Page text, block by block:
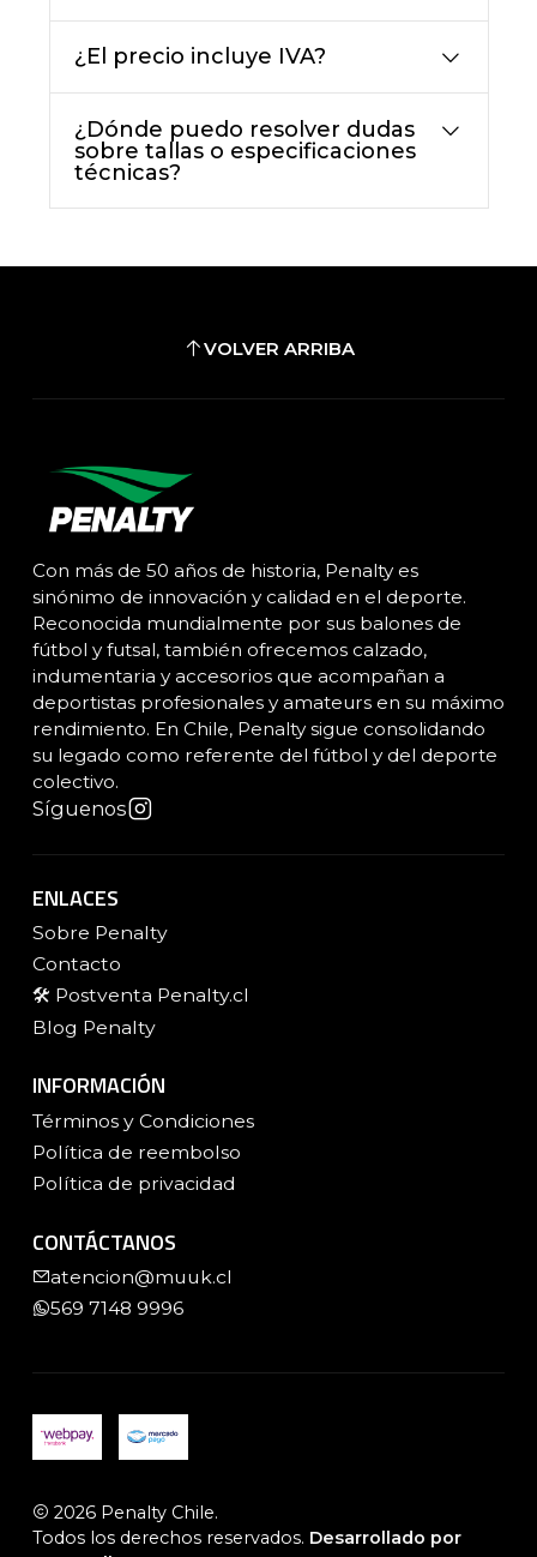
¿El precio incluye IVA?
¿Dónde puedo resolver dudas
sobre tallas o especificaciones
técnicas?
VOLVER ARRIBA
Con más de 50 años de historia, Penalty es
sinónimo de innovación y calidad en el deporte.
Reconocida mundialmente por sus balones de
fútbol y futsal, también ofrecemos calzado,
indumentaria y accesorios que acompañan a
deportistas profesionales y amateurs en su máximo
rendimiento. En Chile, Penalty sigue consolidando
su legado como referente del fútbol y del deporte
colectivo.
Síguenos
ENLACES
Sobre Penalty
Contacto
🛠️ Postventa Penalty.cl
Blog Penalty
INFORMACIÓN
Términos y Condiciones
Política de reembolso
Política de privacidad
CONTÁCTANOS
atencion@muuk.cl
569 7148 9996
2026 Penalty Chile.
Todos los derechos reservados. Desarrollado por